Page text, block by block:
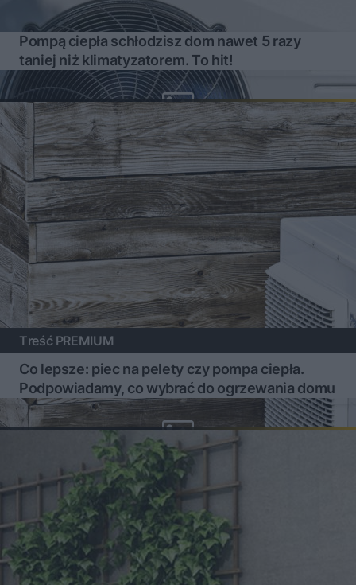
Pompą ciepła schłodzisz dom nawet 5 razy
taniej niż klimatyzatorem. To hit!
Treść PREMIUM
Co lepsze: piec na pelety czy pompa ciepła.
Podpowiadamy, co wybrać do ogrzewania domu